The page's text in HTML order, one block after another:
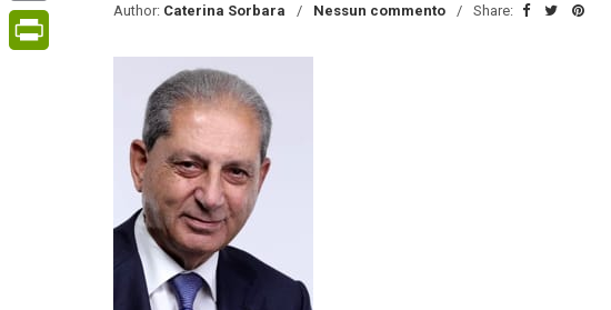
Email
Author: Caterina Sorbara Nessun commento Share: